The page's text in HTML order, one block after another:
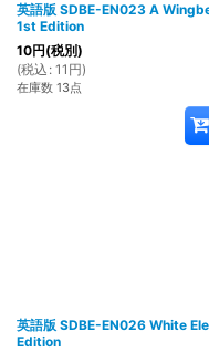
英語版 SDBE-EN023 A
1st Edition
10円(税別)
(税込 : 11 円)
在庫数 13点
英語版 SDBE-EN026 White
Edition